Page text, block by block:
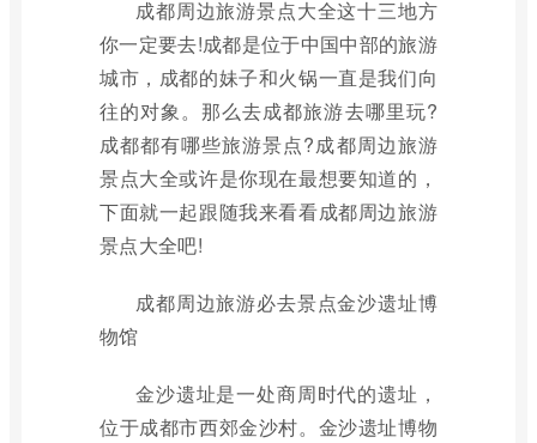
成都周边旅游景点大全这十三地方
你一定要去!成都是位于中国中部的旅游
城市，成都的妹子和火锅一直是我们向
往的对象。那么去成都旅游去哪里玩?
成都都有哪些旅游景点?成都周边旅游
景点大全或许是你现在最想要知道的，
下面就一起跟随我来看看成都周边旅游
景点大全吧!
成都周边旅游必去景点金沙遗址博
物馆
金沙遗址是一处商周时代的遗址，
位于成都市西郊金沙村。金沙遗址博物